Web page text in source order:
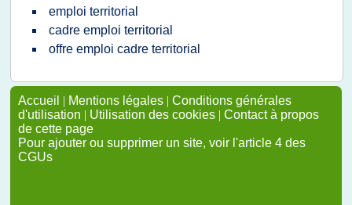
emploi territorial
cadre emploi territorial
offre emploi cadre territorial
Accueil | Mentions légales | Conditions générales
d'utilisation | Utilisation des cookies | Contact à propos
de cette page
Pour ajouter ou supprimer un site, voir l'article 4 des
CGUs